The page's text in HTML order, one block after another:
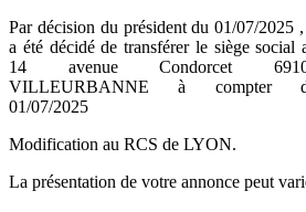
Par décision du président du 01/07/2025
a été décidé de transférer le siège social
14 avenue Condorcet
VILLEURBANNE à compter
01/07/2025
Modification au RCS de LYON.
La présentation de votre annonce peut